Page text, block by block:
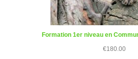
Formation 1er niveau en
€180.00